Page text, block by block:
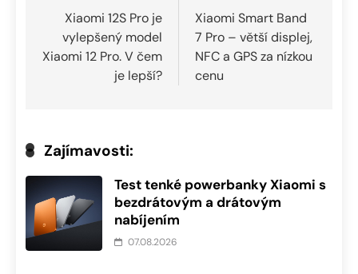
pro
příspěvek
Xiaomi 12S Pro je
vylepšený model
Xiaomi 12 Pro. V čem
je lepší?
Xiaomi Smart Band
7 Pro – větší displej,
NFC a GPS za nízkou
cenu
Zajímavosti:
Test tenké powerbanky Xiaomi s
bezdrátovým a drátovým
nabíjením
07.08.2026